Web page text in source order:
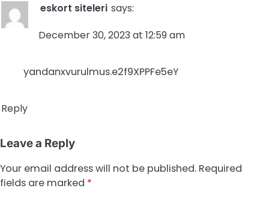
eskort siteleri says:
December 30, 2023 at 12:59 am
yandanxvurulmus.e2f9XPPFe5eY
Reply
Leave a Reply
Your email address will not be published. Required
fields are marked *